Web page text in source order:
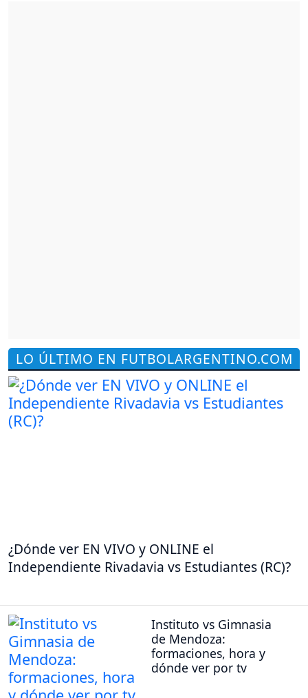
LO ÚLTIMO EN FUTBOLARGENTINO.COM
¿Dónde ver EN VIVO y ONLINE el
Independiente Rivadavia vs Estudiantes (RC)?
Instituto vs Gimnasia
de Mendoza:
formaciones, hora y
dónde ver por tv